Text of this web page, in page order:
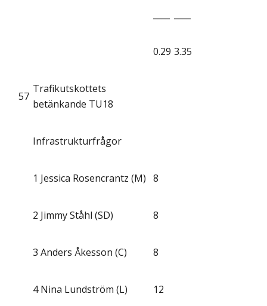
0.29 3.35
57
Trafikutskottets
betänkande TU18
Infrastrukturfrågor
1 Jessica Rosencrantz (M) 8
2 Jimmy Ståhl (SD) 8
3 Anders Åkesson (C) 8
4 Nina Lundström (L) 12